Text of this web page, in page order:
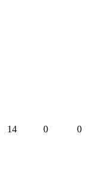
14 0 0